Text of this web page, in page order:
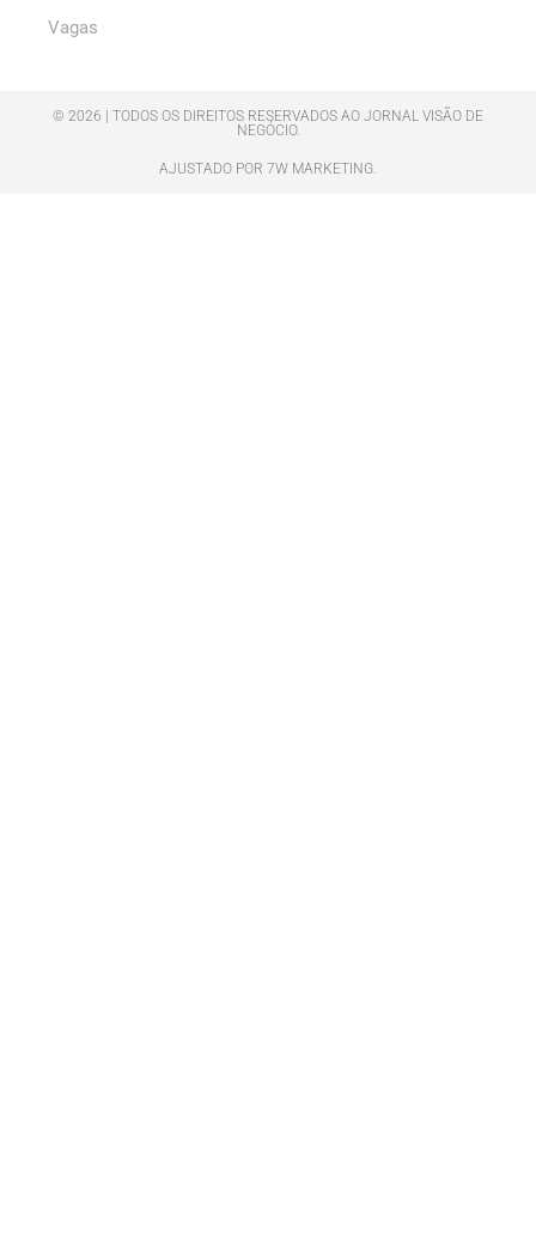
Vagas
© 2026 | TODOS OS DIREITOS RESERVADOS AO JORNAL VISÃO DE
NEGÓCIO.
AJUSTADO POR 7W MARKETING.